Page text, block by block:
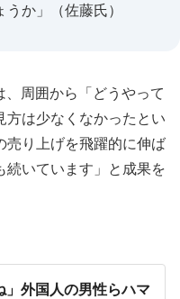
か」（佐藤氏）
周囲から「どうやって
方は少なくなかったとい
売り上げを飛躍的に伸ば
続いています」と成果を
」外国人の男性らハマ